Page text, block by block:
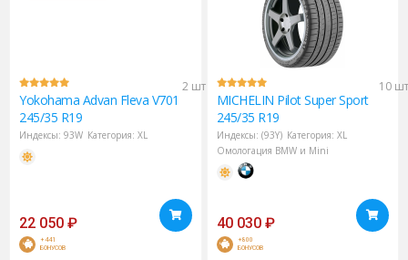
2 шт
Yokohama Advan Fleva V701
245/35 R19
Индексы: 93W Категория: XL
22 050 ₽
+441
БОНУСОВ
10 шт
MICHELIN Pilot Super Sport
245/35 R19
Индексы: (93Y) Категория: XL
Омологация BMW и Mini
40 030 ₽
+800
БОНУСОВ